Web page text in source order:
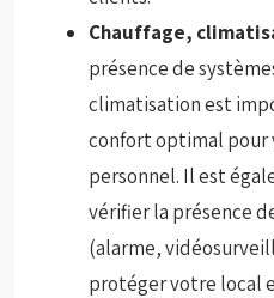
Chauffage,
présence de
climatisation est
confort optimal pour
personnel. Il est
vérifier la présence
(alarme,
protéger votre local